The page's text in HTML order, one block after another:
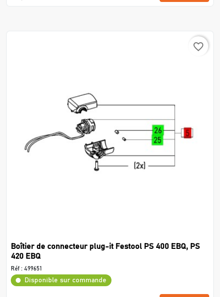
favorite_border
Boîtier de connecteur plug-it Festool PS 400 EBQ, PS
420 EBQ
Réf : 499651
Disponible sur commande